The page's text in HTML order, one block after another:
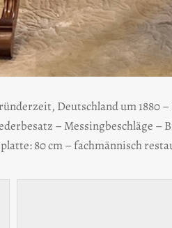
Deutschland um 1880
– Messingbeschläge –
80 cm – fachmännisch